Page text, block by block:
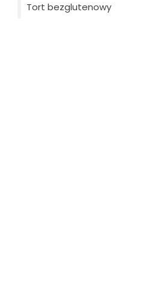
Tort bezglutenowy